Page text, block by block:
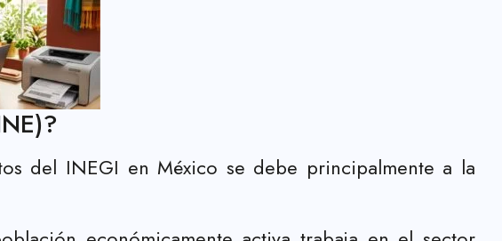
del INEGI en México se debe principalmente a la